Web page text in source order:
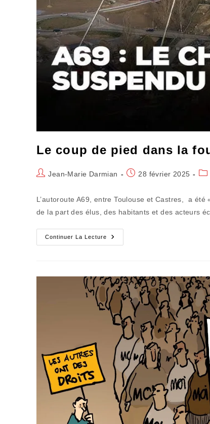
Le coup de pied dans la
Auteur/autrice
Jean-Marie Darmian
Publication
28 février 2025
L’autoroute A69, entre Toulouse et Castres, a
de la part des élus, des habitants et des acteurs
Continuer La Lecture
Le
Coup
Fourmilière
D’un
Processus
Dépassé